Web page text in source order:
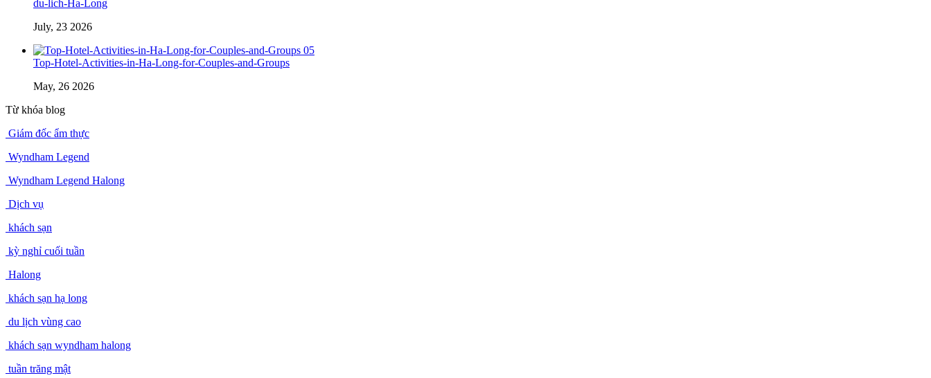
du-lich-Ha-Long
July, 23 2026
05
Top-Hotel-Activities-in-Ha-Long-for-Couples-and-Groups
May, 26 2026
Từ khóa blog
Giám đốc ẩm thực
Wyndham Legend
Wyndham Legend Halong
Dịch vụ
khách sạn
kỳ nghỉ cuối tuần
Halong
khách sạn hạ long
du lịch vùng cao
khách sạn wyndham halong
tuần trăng mật